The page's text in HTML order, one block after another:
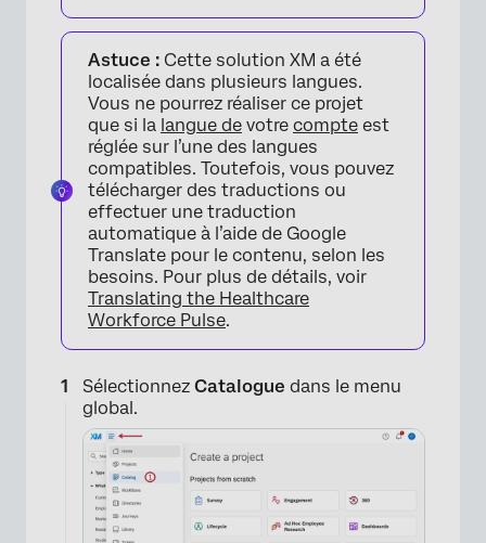
Astuce : Cette solution XM a été
localisée dans plusieurs langues.
Vous ne pourrez réaliser ce projet
que si la langue de votre compte est
réglée sur l’une des langues
compatibles. Toutefois, vous pouvez
télécharger des traductions ou
effectuer une traduction
automatique à l’aide de Google
Translate pour le contenu, selon les
besoins. Pour plus de détails, voir
Translating the Healthcare
Workforce Pulse.
Sélectionnez Catalogue dans le menu
global.